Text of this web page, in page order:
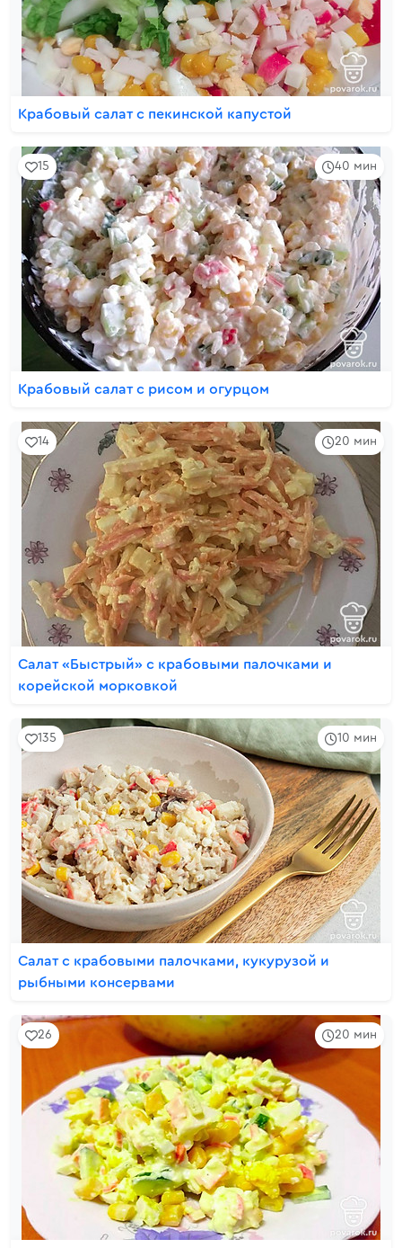
Крабовый салат с пекинской капустой
40 мин
15
Крабовый салат с рисом и огурцом
20 мин
14
Салат «Быстрый» с крабовыми палочками и
корейской морковкой
10 мин
135
Салат с крабовыми палочками, кукурузой и
рыбными консервами
20 мин
26